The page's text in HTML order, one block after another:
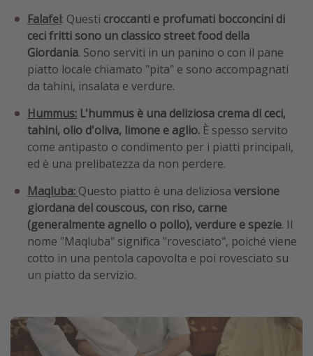
Falafel: Questi croccanti e profumati bocconcini di
ceci fritti sono un classico street food della
Giordania. Sono serviti in un panino o con il pane
piatto locale chiamato "pita" e sono accompagnati
da tahini, insalata e verdure.
Hummus: L'hummus è una deliziosa crema di ceci,
tahini, olio d'oliva, limone e aglio. È spesso servito
come antipasto o condimento per i piatti principali,
ed è una prelibatezza da non perdere.
Maqluba: Questo piatto è una deliziosa versione
giordana del couscous, con riso, carne
(generalmente agnello o pollo), verdure e spezie. Il
nome "Maqluba" significa "rovesciato", poiché viene
cotto in una pentola capovolta e poi rovesciato su
un piatto da servizio.